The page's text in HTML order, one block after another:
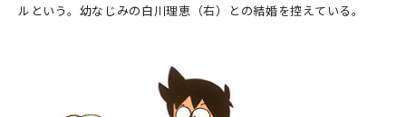
ルという。幼なじみの白川理恵（右）との結婚を控えている。